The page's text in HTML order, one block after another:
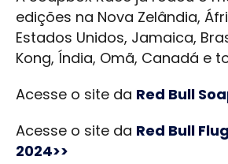
edições na Nova Zelândia,
Estados Unidos, Jamaica,
Kong, Índia, Omã, Canadá e
Acesse o site da Red Bull
Acesse o site da Red Bull
2024>>